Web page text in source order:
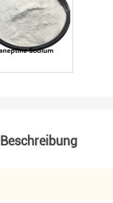
Beschreibung